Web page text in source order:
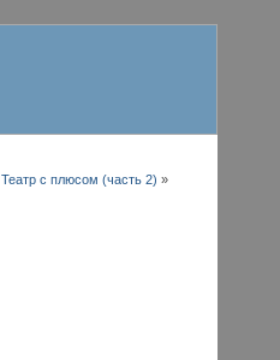
Театр с плюсом (часть 2) »